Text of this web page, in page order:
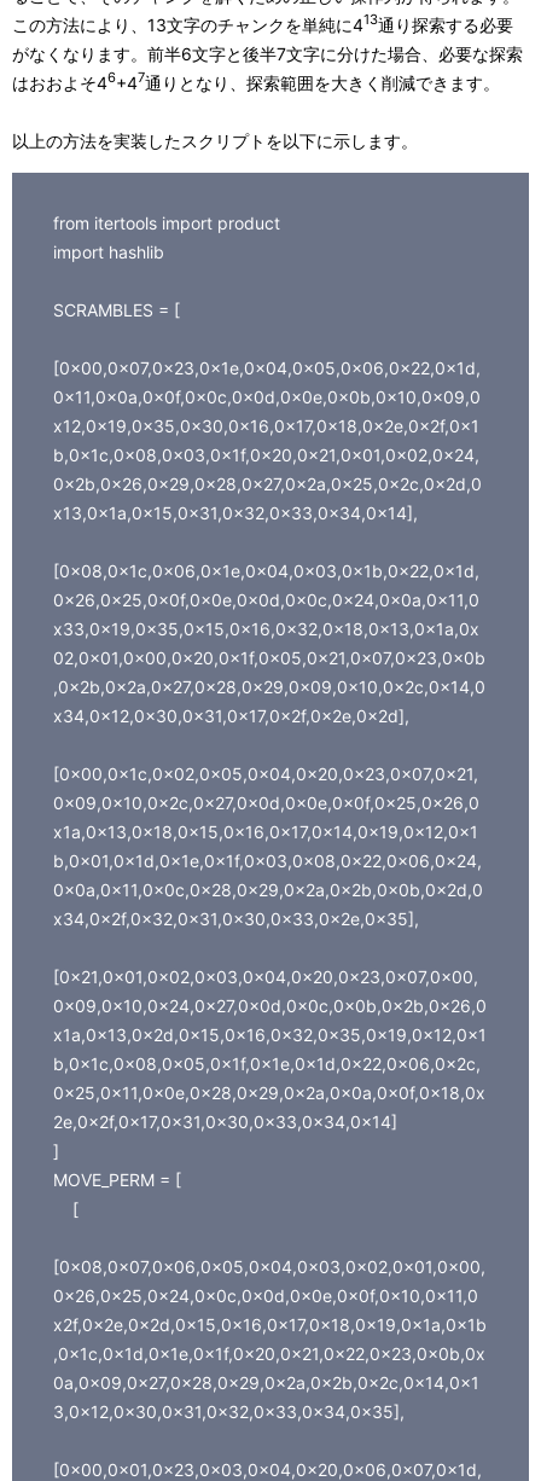
この方法により、13文字のチャンクを単純に413通り探索する必要
がなくなります。前半6文字と後半7文字に分けた場合、必要な探索
はおおよそ46+47通りとなり、探索範囲を大きく削減できます。
以上の方法を実装したスクリプトを以下に示します。
from itertools import product
import hashlib
SCRAMBLES = [
[0x00,0x07,0x23,0x1e,0x04,0x05,0x06,0x22,0x1d,
0x11,0x0a,0x0f,0x0c,0x0d,0x0e,0x0b,0x10,0x09,0
x12,0x19,0x35,0x30,0x16,0x17,0x18,0x2e,0x2f,0x1
b,0x1c,0x08,0x03,0x1f,0x20,0x21,0x01,0x02,0x24,
0x2b,0x26,0x29,0x28,0x27,0x2a,0x25,0x2c,0x2d,0
x13,0x1a,0x15,0x31,0x32,0x33,0x34,0x14],
[0x08,0x1c,0x06,0x1e,0x04,0x03,0x1b,0x22,0x1d,
0x26,0x25,0x0f,0x0e,0x0d,0x0c,0x24,0x0a,0x11,0
x33,0x19,0x35,0x15,0x16,0x32,0x18,0x13,0x1a,0x
02,0x01,0x00,0x20,0x1f,0x05,0x21,0x07,0x23,0x0b
,0x2b,0x2a,0x27,0x28,0x29,0x09,0x10,0x2c,0x14,0
x34,0x12,0x30,0x31,0x17,0x2f,0x2e,0x2d],
[0x00,0x1c,0x02,0x05,0x04,0x20,0x23,0x07,0x21,
0x09,0x10,0x2c,0x27,0x0d,0x0e,0x0f,0x25,0x26,0
x1a,0x13,0x18,0x15,0x16,0x17,0x14,0x19,0x12,0x1
b,0x01,0x1d,0x1e,0x1f,0x03,0x08,0x22,0x06,0x24,
0x0a,0x11,0x0c,0x28,0x29,0x2a,0x2b,0x0b,0x2d,0
x34,0x2f,0x32,0x31,0x30,0x33,0x2e,0x35],
[0x21,0x01,0x02,0x03,0x04,0x20,0x23,0x07,0x00,
0x09,0x10,0x24,0x27,0x0d,0x0c,0x0b,0x2b,0x26,0
x1a,0x13,0x2d,0x15,0x16,0x32,0x35,0x19,0x12,0x1
b,0x1c,0x08,0x05,0x1f,0x1e,0x1d,0x22,0x06,0x2c,
0x25,0x11,0x0e,0x28,0x29,0x2a,0x0a,0x0f,0x18,0x
2e,0x2f,0x17,0x31,0x30,0x33,0x34,0x14]
]
MOVE_PERM = [
[
[0x08,0x07,0x06,0x05,0x04,0x03,0x02,0x01,0x00,
0x26,0x25,0x24,0x0c,0x0d,0x0e,0x0f,0x10,0x11,0
x2f,0x2e,0x2d,0x15,0x16,0x17,0x18,0x19,0x1a,0x1b
,0x1c,0x1d,0x1e,0x1f,0x20,0x21,0x22,0x23,0x0b,0x
0a,0x09,0x27,0x28,0x29,0x2a,0x2b,0x2c,0x14,0x1
3,0x12,0x30,0x31,0x32,0x33,0x34,0x35],
[0x00,0x01,0x23,0x03,0x04,0x20,0x06,0x07,0x1d,